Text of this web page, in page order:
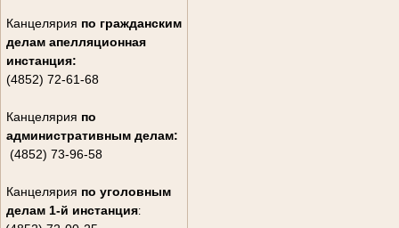
Канцелярия по гражданским
делам апелляционная
инстанция:
(4852) 72-61-68
Канцелярия по
административным делам:
(4852) 73-96-58
Канцелярия по уголовным
делам 1-й инстанция: